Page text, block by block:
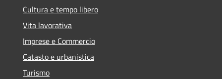
Cultura e tempo libero
Vita lavorativa
Imprese e Commercio
Catasto e urbanistica
Turismo